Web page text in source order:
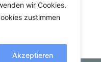
wir Cookies.
zustimmen
Akzeptieren
9